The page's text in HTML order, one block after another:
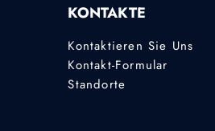
KONTAKTE
Kontaktieren Sie Uns
Kontakt-Formular
Standorte